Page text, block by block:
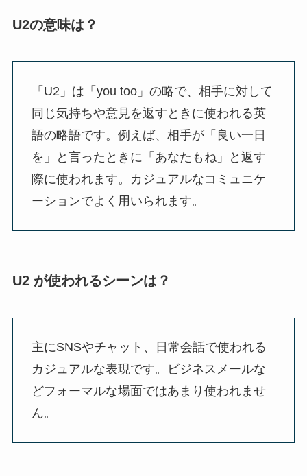
U2の意味は？
「U2」は「you too」の略で、相手に対して
同じ気持ちや意見を返すときに使われる英
語の略語です。例えば、相手が「良い一日
を」と言ったときに「あなたもね」と返す
際に使われます。カジュアルなコミュニケ
ーションでよく用いられます。
U2 が使われるシーンは？
主にSNSやチャット、日常会話で使われる
カジュアルな表現です。ビジネスメールな
どフォーマルな場面ではあまり使われませ
ん。